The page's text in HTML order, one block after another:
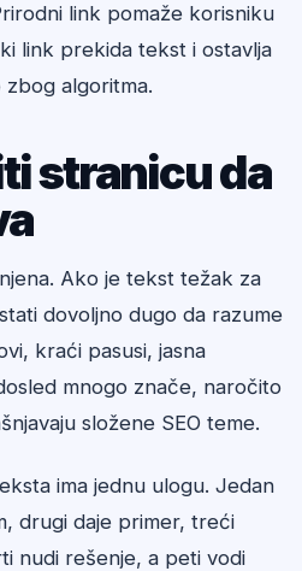
link pomaže korisniku
link prekida tekst i ostavlja
zbog algoritma.
stranicu da
Ako je tekst težak za
dovoljno dugo da razume
kraći pasusi, jasna
mnogo znače, naročito
složene SEO teme.
ima jednu ulogu. Jedan
drugi daje primer, treći
nudi rešenje, a peti vodi